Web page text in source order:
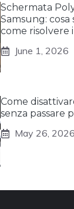
Schermata
Samsung:
come risolvere
June 1, 2026
Come
senza passare
May 26, 2026